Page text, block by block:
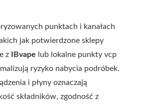
punktach i kanałach
jak potwierdzone sklepy
z
IBvape lub lokalne punkty vcp
ryzyko nabycia podróbek.
i płyny oznaczają
składników, zgodność z